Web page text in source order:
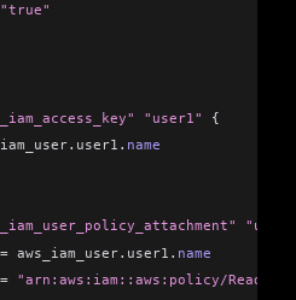
"true"
"user1"
{
. user1 . name
aws_iam_user. user1 . name
= "arn:aws:iam::aws:policy/